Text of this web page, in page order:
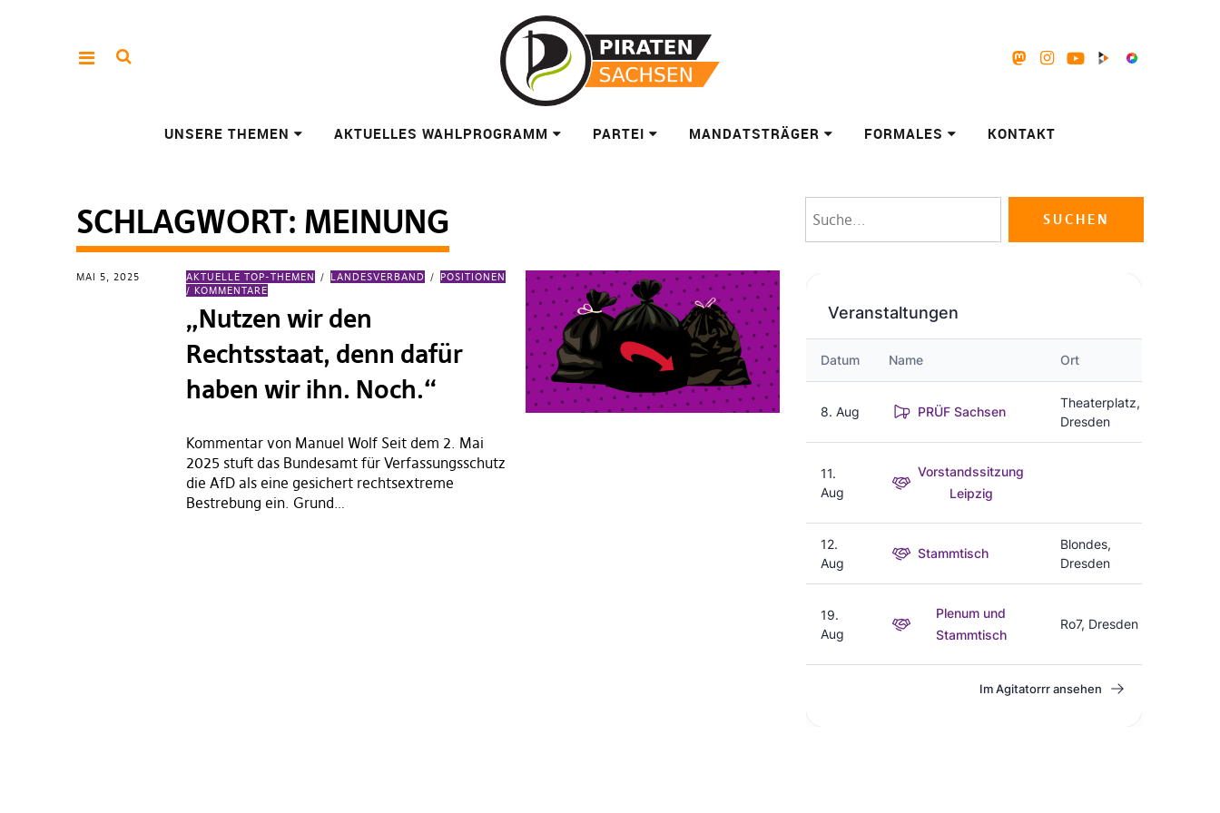
UNSERE THEMEN AKTUELLES WAHLPROGRAMM PARTEI MANDATSTRÄGER FORMALES KONTAKT
SCHLAGWORT: MEINUNG
MAI 5, 2025 AKTUELLE TOP-THEMEN LANDESVERBAND
POSITIONEN
/ KOMMENTARE
„Nutzen wir den
Rechtsstaat, denn dafür
haben wir ihn. Noch.“
Kommentar von Manuel Wolf Seit dem 2. Mai
2025 stuft das Bundesamt für Verfassungsschutz
die AfD als eine gesichert rechtsextreme
Bestrebung ein. Grund…